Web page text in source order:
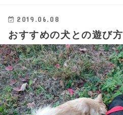
2019.06.08
おすすめの犬との遊び方